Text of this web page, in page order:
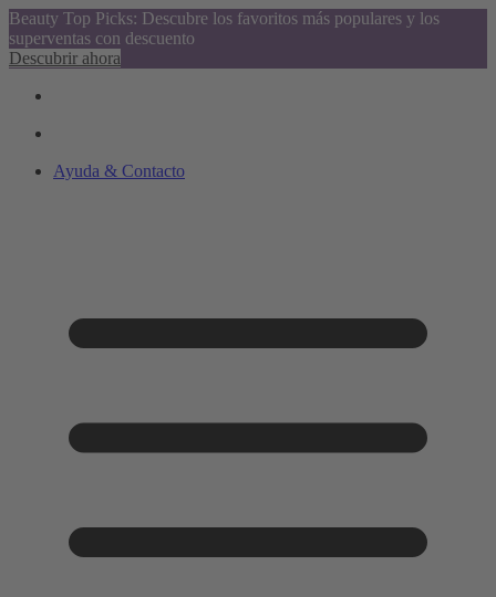
Beauty Top Picks: Descubre los favoritos más populares y los
superventas con descuento
Descubrir ahora
Ayuda & Contacto